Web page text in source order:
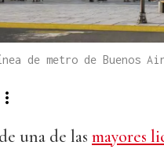
de metro de Buenos
una de las mayores